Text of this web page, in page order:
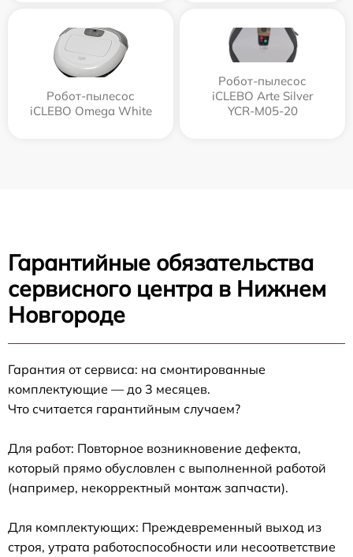
Робот-пылесос
iCLEBO Omega White
Робот-пылесос
iCLEBO Arte Silver
YCR-M05-20
Гарантийные обязательства
сервисного центра в Нижнем
Новгороде
Гарантия от сервиса: на смонтированные
комплектующие — до 3 месяцев.
Что считается гарантийным случаем?
Для работ: Повторное возникновение дефекта,
который прямо обусловлен с выполненной работой
(например, некорректный монтаж запчасти).
Для комплектующих: Преждевременный выход из
строя, утрата работоспособности или несоответствие